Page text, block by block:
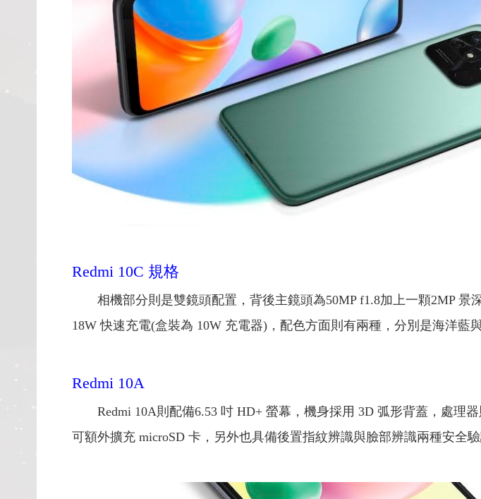
Redmi 10C 規格
相機部分則是雙鏡頭配置，背後主鏡頭為50MP f1.8加上一顆2MP
18W 快速充電(盒裝為 10W 充電器)，配色方面則有兩種，分別是海洋藍
Redmi 10A
Redmi 10A則配備6.53 吋 HD+ 螢幕，機身採用 3D 弧形背蓋，處理
可額外擴充 microSD 卡，另外也具備後置指紋辨識與臉部辨識兩種安全